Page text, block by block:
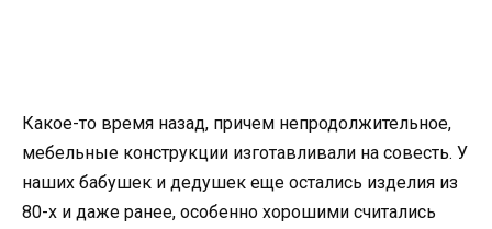
Какое-то время назад, причем непродолжительное,
мебельные конструкции изготавливали на совесть. У
наших бабушек и дедушек еще остались изделия из
80-х и даже ранее, особенно хорошими считались